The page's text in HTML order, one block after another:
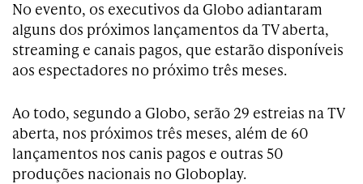
No evento, os executivos da Globo adiantaram
alguns dos próximos lançamentos da TV aberta,
streaming e canais pagos, que estarão disponíveis
aos espectadores no próximo três meses.
Ao todo, segundo a Globo, serão 29 estreias na TV
aberta, nos próximos três meses, além de 60
lançamentos nos canis pagos e outras 50
produções nacionais no Globoplay.